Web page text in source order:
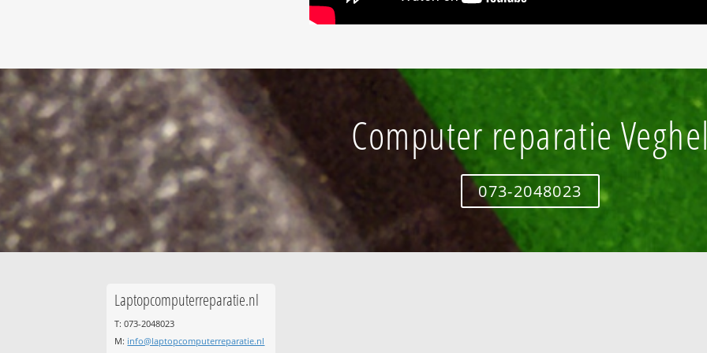
Computer reparatie
073-2048023
Laptopcomputerreparatie.nl
T: 073-2048023
M: info@laptopcomputerreparatie.nl